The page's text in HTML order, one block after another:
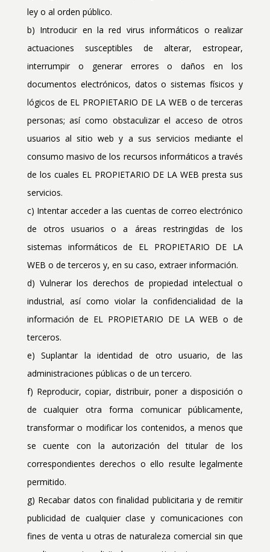
ley o al orden público.
b) Introducir en la red virus informáticos o realizar
actuaciones susceptibles de alterar, estropear,
interrumpir o generar errores o daños en los
documentos electrónicos, datos o sistemas físicos y
lógicos de EL PROPIETARIO DE LA WEB o de terceras
personas; así como obstaculizar el acceso de otros
usuarios al sitio web y a sus servicios mediante el
consumo masivo de los recursos informáticos a través
de los cuales EL PROPIETARIO DE LA WEB presta sus
servicios.
c) Intentar acceder a las cuentas de correo electrónico
de otros usuarios o a áreas restringidas de los
sistemas informáticos de EL PROPIETARIO DE LA
WEB o de terceros y, en su caso, extraer información.
d) Vulnerar los derechos de propiedad intelectual o
industrial, así como violar la confidencialidad de la
información de EL PROPIETARIO DE LA WEB o de
terceros.
e) Suplantar la identidad de otro usuario, de las
administraciones públicas o de un tercero.
f) Reproducir, copiar, distribuir, poner a disposición o
de cualquier otra forma comunicar públicamente,
transformar o modificar los contenidos, a menos que
se cuente con la autorización del titular de los
correspondientes derechos o ello resulte legalmente
permitido.
g) Recabar datos con finalidad publicitaria y de remitir
publicidad de cualquier clase y comunicaciones con
fines de venta u otras de naturaleza comercial sin que